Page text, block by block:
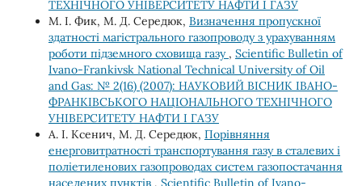
ТЕХНІЧНОГО УНІВЕРСИТЕТУ НАФТИ І ГАЗУ
М. І. Фик, М. Д. Середюк, Визначення пропускної
здатності магістрального газопроводу з урахуванням
роботи підземного сховища газу , Scientific Bulletin of
Ivano-Frankivsk National Technical University of Oil
and Gas: № 2(16) (2007): НАУКОВИЙ ВІСНИК ІВАНО-
ФРАНКІВСЬКОГО НАЦІОНАЛЬНОГО ТЕХНІЧНОГО
УНІВЕРСИТЕТУ НАФТИ І ГАЗУ
А. І. Ксенич, М. Д. Середюк, Порівняння
енерговитратності транспортування газу в сталевих і
поліетиленових газопроводах систем газопостачання
населених пунктів , Scientific Bulletin of Ivano-